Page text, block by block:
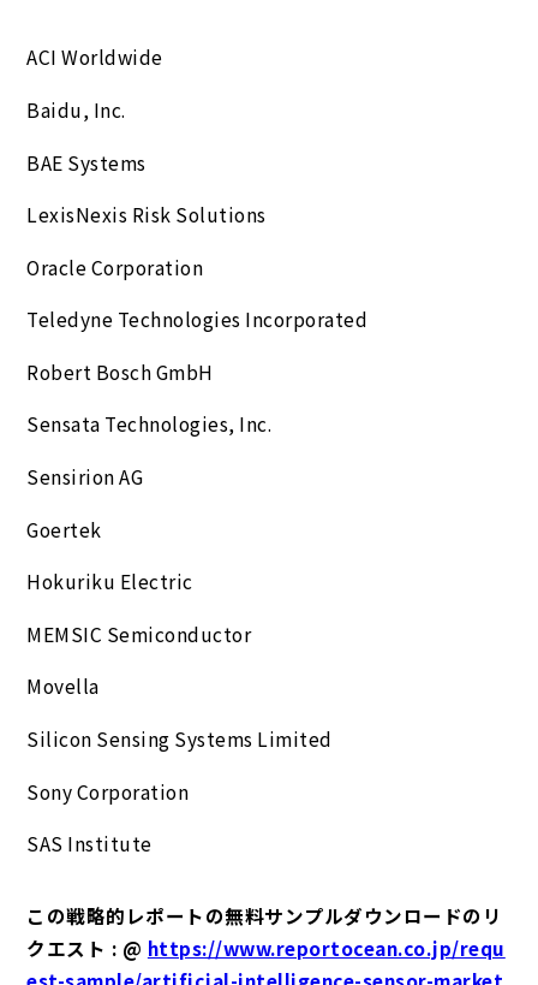
ACI Worldwide
Baidu, Inc.
BAE Systems
LexisNexis Risk Solutions
Oracle Corporation
Teledyne Technologies Incorporated
Robert Bosch GmbH
Sensata Technologies, Inc.
Sensirion AG
Goertek
Hokuriku Electric
MEMSIC Semiconductor
Movella
Silicon Sensing Systems Limited
Sony Corporation
SAS Institute
この戦略的レポートの無料サンプルダウンロードのリ
クエスト : @ https://www.reportocean.co.jp/requ